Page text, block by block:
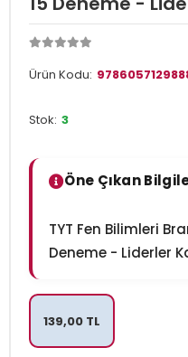
Ürün Kodu:
Stok: 3
Öne Çıkan
TYT Fen Bilimleri
Deneme - Liderler
139,00 TL